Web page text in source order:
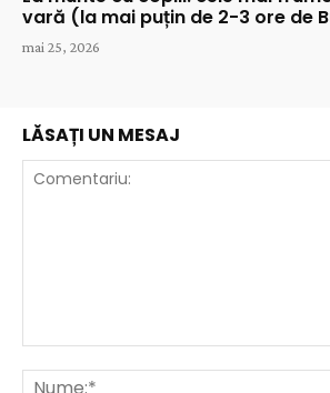
vară (la mai puțin de 2-3 ore de
mai 25, 2026
LĂSAȚI UN MESAJ